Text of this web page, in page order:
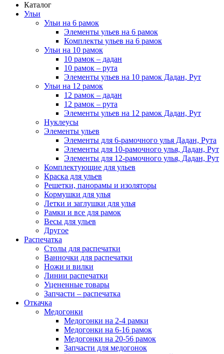
Каталог
Ульи
Ульи на 6 рамок
Элементы ульев на 6 рамок
Комплекты ульев на 6 рамок
Ульи на 10 рамок
10 рамок – дадан
10 рамок – рута
Элементы ульев на 10 рамок Дадан, Рут
Ульи на 12 рамок
12 рамок – дадан
12 рамок – рута
Элементы ульев на 12 рамок Дадан, Рут
Нуклеусы
Элементы ульев
Элементы для 6-рамочного улья Дадан, Рута
Элементы для 10-рамочного улья, Дадан, Рут
Элементы для 12-рамочного улья, Дадан, Рут
Комплектующие для ульев
Краска для ульев
Решетки, панорамы и изоляторы
Кормушки для улья
Летки и заглушки для улья
Рамки и все для рамок
Весы для ульев
Другое
Распечатка
Столы для распечатки
Ванночки для распечатки
Ножи и вилки
Линии распечатки
Уцененные товары
Запчасти – распечатка
Откачка
Медогонки
Медогонки на 2-4 рамки
Медогонки на 6-16 рамок
Медогонки на 20-56 рамок
Запчасти для медогонок